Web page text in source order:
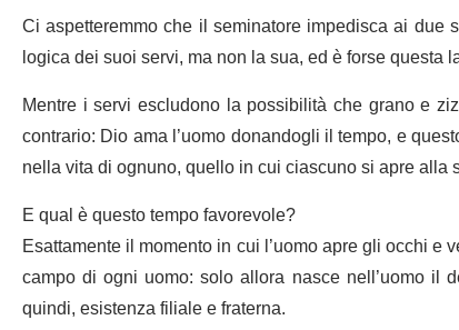
Ci aspetteremmo che il seminatore impedisca ai
logica dei suoi servi, ma non la sua, ed è forse questa
Mentre i servi escludono la possibilità che grano e
contrario: Dio ama l’uomo donandogli il tempo, e
nella vita di ognuno, quello in cui ciascuno si apre alla
E qual è questo tempo favorevole?
Esattamente il momento in cui l’uomo apre gli occhi
campo di ogni uomo: solo allora nasce nell’uomo il
quindi, esistenza filiale e fraterna.